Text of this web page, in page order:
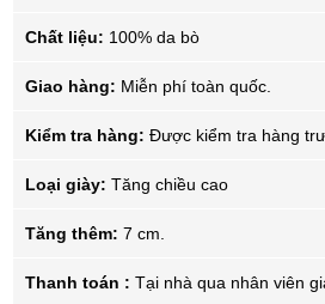
Chất liệu: 100% da bò
Giao hàng: Miễn phí toàn quốc.
Kiểm tra hàng: Được kiểm tra hàng
Loại giày: Tăng chiều cao
Tăng thêm: 7 cm.
Thanh toán : Tại nhà qua nhân viên